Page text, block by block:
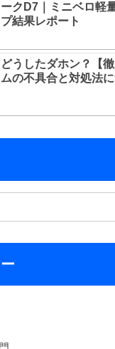
ークD7｜ミニベロ軽
プ結果レポート
どうしたダホン？【
ムの不具合と対処法